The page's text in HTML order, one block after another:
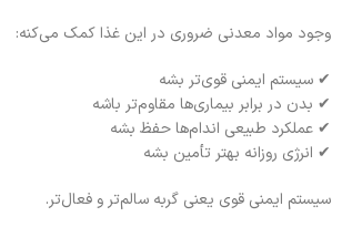
وجود مواد معدنی ضروری در این غذا کمک می‌کنه:
✔ سیستم ایمنی قوی‌تر بشه
✔ بدن در برابر بیماری‌ها مقاوم‌تر باشه
✔ عملکرد طبیعی اندام‌ها حفظ بشه
✔ انرژی روزانه بهتر تأمین بشه
سیستم ایمنی قوی یعنی گربه سالم‌تر و فعال‌تر.